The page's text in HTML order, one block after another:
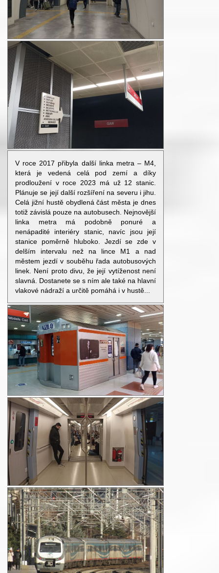
V roce 2017 přibyla další linka metra – M4,
která je vedená celá pod zemí a díky
prodloužení v roce 2023 má už 12 stanic.
Plánuje se její další rozšíření na severu i jihu.
Celá jižní hustě obydlená část města je dnes
totiž závislá pouze na autobusech. Nejnovější
linka metra má podobně ponuré a
nenápadité interiéry stanic, navíc jsou její
stanice poměrně hluboko. Jezdí se zde v
delším intervalu než na lince M1 a nad
městem jezdí v souběhu řada autobusových
linek. Není proto divu, že její vytíženost není
slavná. Dostanete se s ním ale také na hlavní
vlakové nádraží a určitě pomáhá i v hustě...